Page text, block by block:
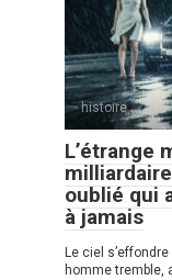
histoire
L’étrange
oublié qui
à jamais
Le ciel
homme tremble,